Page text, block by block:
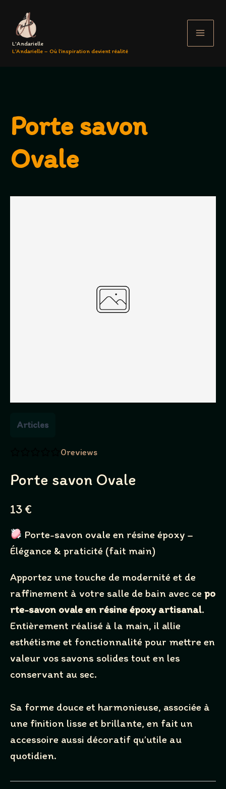
contenu
L'Andarielle
L’Andarielle – Où l’inspiration devient réalité
Porte savon
Ovale
Articles
0reviews
Porte savon Ovale
N
o
w
13 €
Porte-savon ovale en résine époxy –
Élégance & praticité (fait main)
Apportez une touche de modernité et de
raffinement à votre salle de bain avec ce po
rte-savon ovale en résine époxy artisanal.
Entièrement réalisé à la main, il allie
esthétisme et fonctionnalité pour mettre en
valeur vos savons solides tout en les
conservant au sec.
Sa forme douce et harmonieuse, associée à
une finition lisse et brillante, en fait un
accessoire aussi décoratif qu’utile au
quotidien.